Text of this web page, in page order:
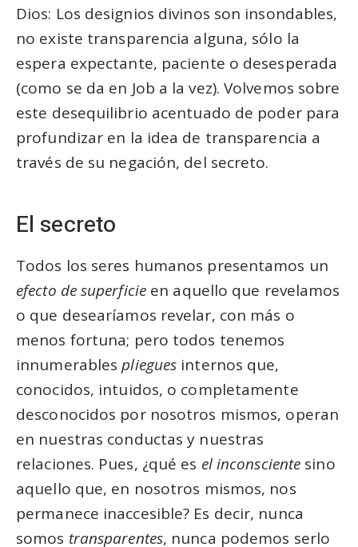
Dios: Los designios divinos son insondables,
no existe transparencia alguna, sólo la
espera expectante, paciente o desesperada
(como se da en Job a la vez). Volvemos sobre
este desequilibrio acentuado de poder para
profundizar en la idea de transparencia a
través de su negación, del secreto.
El secreto
Todos los seres humanos presentamos un
efecto de superficie en aquello que revelamos
o que desearíamos revelar, con más o
menos fortuna; pero todos tenemos
innumerablespliegues internos que,
conocidos, intuidos, o completamente
desconocidos por nosotros mismos, operan
en nuestras conductas y nuestras
relaciones. Pues, ¿qué es el inconsciente sino
aquello que, en nosotros mismos, nos
permanece inaccesible? Es decir, nunca
somos transparentes, nunca podemos serlo